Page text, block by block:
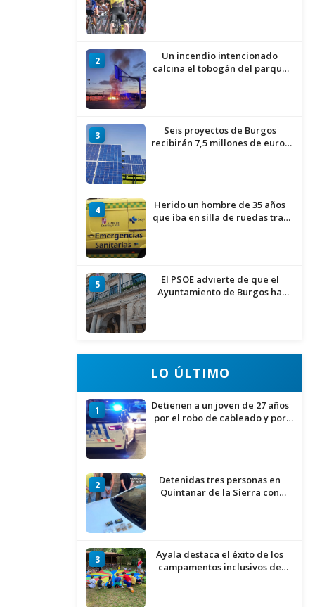
2
Un incendio intencionado
calcina el tobogán del parque
3
Seis proyectos de Burgos
recibirán 7,5 millones de euros
4
Herido un hombre de 35 años
que iba en silla de ruedas tras
5
El PSOE advierte de que el
Ayuntamiento de Burgos ha
LO ÚLTIMO
1
Detienen a un joven de 27 años
por el robo de cableado y por
2
Detenidas tres personas en
Quintanar de la Sierra con
3
Ayala destaca el éxito de los
campamentos inclusivos de